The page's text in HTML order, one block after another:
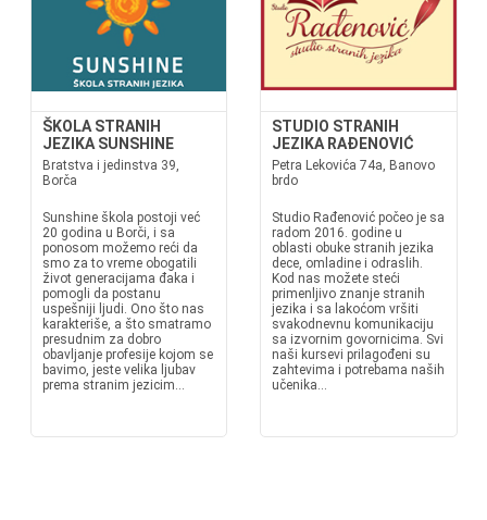
ŠKOLA STRANIH
JEZIKA SUNSHINE
Bratstva i jedinstva 39,
Borča
Sunshine škola postoji već
20 godina u Borči, i sa
ponosom možemo reći da
smo za to vreme obogatili
život generacijama đaka i
pomogli da postanu
uspešniji ljudi. Ono što nas
karakteriše, a što smatramo
presudnim za dobro
obavljanje profesije kojom se
bavimo, jeste velika ljubav
prema stranim jezicim...
STUDIO STRANIH
JEZIKA RAĐENOVIĆ
Petra Lekovića 74a, Banovo
brdo
Studio Rađenović počeo je sa
radom 2016. godine u
oblasti obuke stranih jezika
dece, omladine i odraslih.
Kod nas možete steći
primenljivo znanje stranih
jezika i sa lakoćom vršiti
svakodnevnu komunikaciju
sa izvornim govornicima. Svi
naši kursevi prilagođeni su
zahtevima i potrebama naših
učenika...